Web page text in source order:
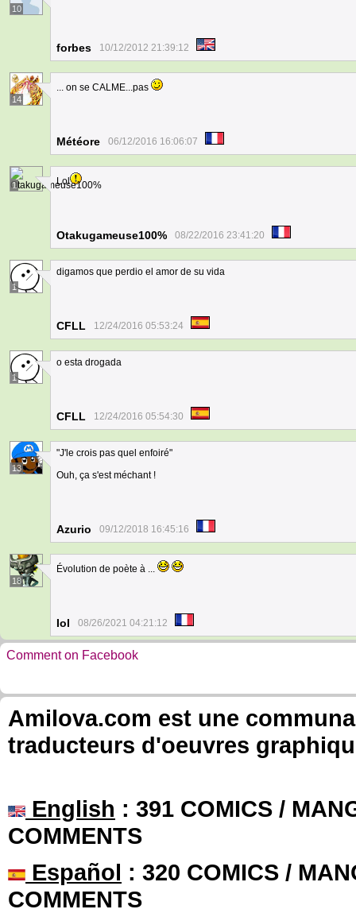
10
forbes 10/12/2012 21:39:12
14
... on se CALME...pas
Météore 06/12/2016 16:06:07
1 Lol
Otakugameuse100% 08/22/2016 23:41:20
1
digamos que perdio el amor de su vida
CFLL 12/24/2016 05:53:24
1
o esta drogada
CFLL 12/24/2016 05:54:30
13
"J'le crois pas quel enfoiré"
Ouh, ça s'est méchant !
Azurio 09/12/2018 16:45:16
18
Évolution de poète à ...
Iol 08/26/2021 04:21:12
Comment on Facebook
Amilova.com est une
traducteurs d'oeuvres
English : 391 COMICS /
COMMENTS
Español : 320 COMICS /
COMMENTS